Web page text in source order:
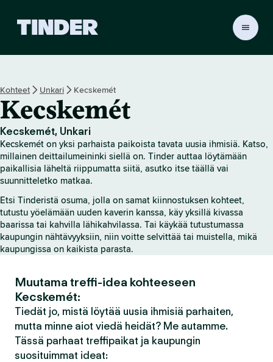
r
i
n
l
o
i
s
s
i
v
u
Kohteet Unkari Kecskemét
Kecskemét
Kecskemét, Unkari
Kecskemét on yksi parhaista paikoista tavata uusia ihmisiä. Katso,
millainen deittailumeininki siellä on. Tinder auttaa löytämään
paikallisia läheltä riippumatta siitä, asutko itse täällä vai
suunnitteletko matkaa.
Etsi Tinderistä osuma, jolla on samat kiinnostuksen kohteet,
tutustu yöelämään uuden kaverin kanssa, käy yksillä kivassa
baarissa tai kahvilla lähikahvilassa. Tai käykää tutustumassa
kaupungin nähtävyyksiin, niin voitte selvittää tai muistella, mikä
kaupungissa on kaikista parasta.
Muutama treffi-idea kohteeseen
Kecskemét:
Tiedät jo, mistä löytää uusia ihmisiä parhaiten,
mutta minne aiot viedä heidät? Me autamme.
Tässä parhaat treffipaikat ja kaupungin
suosituimmat ideat: